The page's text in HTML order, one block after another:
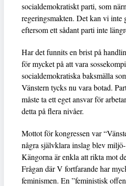
socialdemokratiskt parti, som
regeringsmakten. Det kan vi inte
eftersom ett sådant parti inte
Har det funnits en brist på
för mycket på att vara
socialdemokratiska baksmälla
Vänstern tycks nu vara botad.
måste ta ett eget ansvar för
detta på flera nivåer.
Mottot för kongressen var
några självklara inslag blev
Kängorna är enkla att rikta mot
Frågan där V fortfarande har
feminismen. En ”feministisk